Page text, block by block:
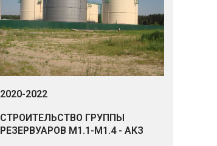
2020-2022
СТРОИТЕЛЬСТВО ГРУППЫ
РЕЗЕРВУАРОВ М1.1-М1.4 - АКЗ